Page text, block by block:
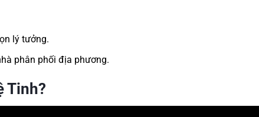
lý tưởng.
phân phối địa phương.
Tinh?